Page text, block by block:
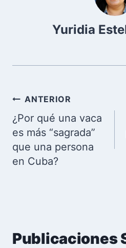
Yuridia
Navegación
de
entradas
ANTERIOR
¿Por qué una vaca
es más “sagrada”
que una persona
en Cuba?
Publicaciones